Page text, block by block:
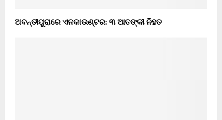
ଅବନ୍ତୀପୁରାରେ ଏନକାଉଣ୍ଟର: ୩ ଆତଙ୍କୀ ନିହତ